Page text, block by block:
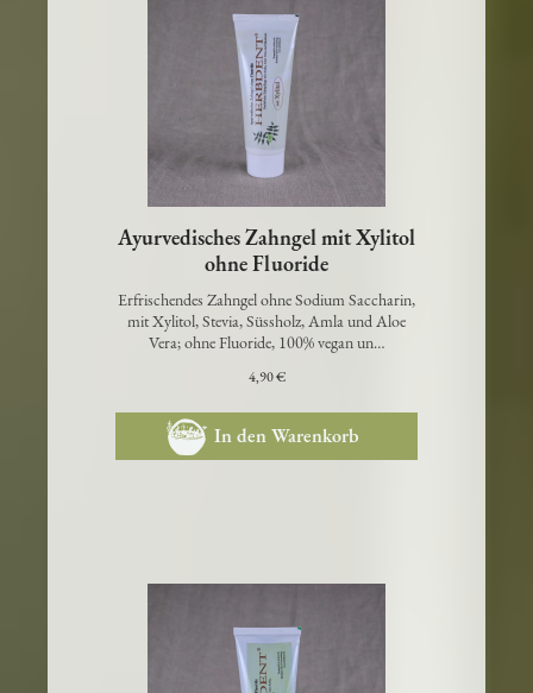
Ayurvedisches Zahngel mit Xylitol
ohne Fluoride
Erfrischendes Zahngel ohne Sodium Saccharin,
mit Xylitol, Stevia, Süssholz, Amla und Aloe
Vera; ohne Fluoride, 100% vegan un…
In den Warenkorb